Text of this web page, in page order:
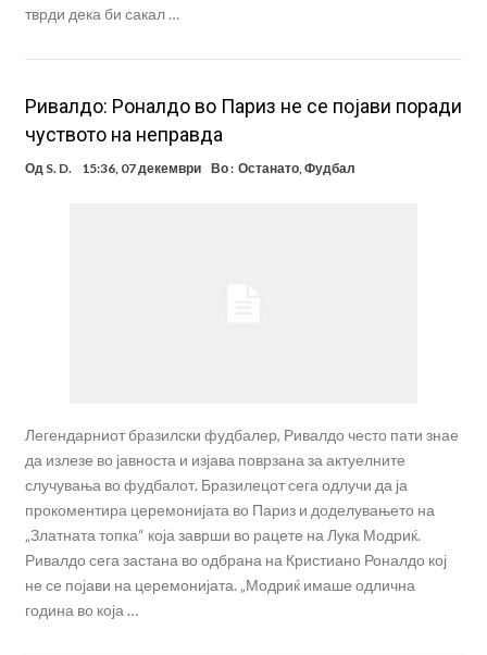
тврди дека би сакал …
Ривалдо: Роналдо во Париз не се појави поради
чуството на неправда
Од S. D. 15:36, 07 декември Во : Останато,Фудбал
Легендарниот бразилски фудбалер, Ривалдо често пати знае
да излезе во јавноста и изјава поврзана за актуелните
случувања во фудбалот. Бразилецот сега одлучи да ја
прокоментира церемонијата во Париз и доделувањето на
„Златната топка“ која заврши во рацете на Лука Модриќ.
Ривалдо сега застана во одбрана на Кристиано Роналдо кој
не се појави на церемонијата. „Модриќ имаше одлична
година во која …